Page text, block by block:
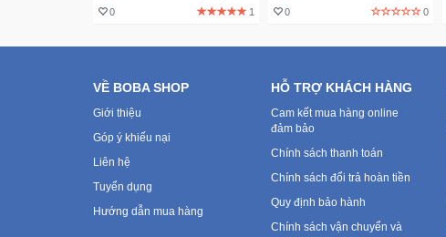
0 1 0 0
VỀ BOBA SHOP
Giới thiệu
Góp ý khiếu nại
Liên hệ
Tuyển dụng
Hướng dẫn mua hàng
HỖ TRỢ KHÁCH HÀNG
Cam kết mua hàng online
đảm bảo
Chính sách thanh toán
Chính sách đổi trả hoàn tiền
Quy định bảo hành
Chính sách vận chuyển và